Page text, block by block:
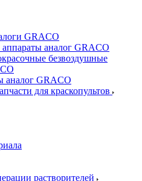
GRACO
аналог GRACO
безвоздушные
аналог GRACO
для краскопультов
растворителей